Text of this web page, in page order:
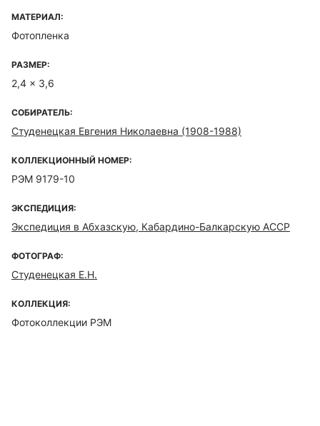
МАТЕРИАЛ:
Фотопленка
РАЗМЕР:
2,4 x 3,6
СОБИРАТЕЛЬ:
Студенецкая Евгения Николаевна (1908-1988)
КОЛЛЕКЦИОННЫЙ НОМЕР:
РЭМ 9179-10
ЭКСПЕДИЦИЯ:
Экспедиция в Абхазскую, Кабардино-Балкарскую АССР
ФОТОГРАФ:
Студенецкая Е.Н.
КОЛЛЕКЦИЯ:
Фотоколлекции РЭМ